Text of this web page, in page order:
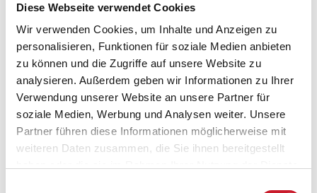
Diese Webseite verwendet Cookies
Wir verwenden Cookies, um Inhalte und Anzeigen zu
personalisieren, Funktionen für soziale Medien anbieten
zu können und die Zugriffe auf unsere Website zu
analysieren. Außerdem geben wir Informationen zu Ihrer
Verwendung unserer Website an unsere Partner für
soziale Medien, Werbung und Analysen weiter. Unsere
Partner führen diese Informationen möglicherweise mit
weiteren Daten zusammen, die Sie ihnen bereitgestellt
Belegungskalender